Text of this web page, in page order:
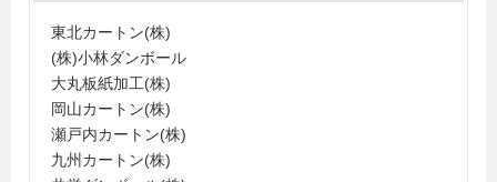
東北カートン(株)
(株)小林ダンボール
大丸板紙加工(株)
岡山カートン(株)
瀬戸内カートン(株)
九州カートン(株)